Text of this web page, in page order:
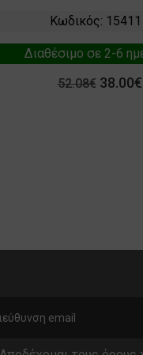
Κωδικός: 15411
Διαθέσιμο σε 2-6
52.08€ 38.00€